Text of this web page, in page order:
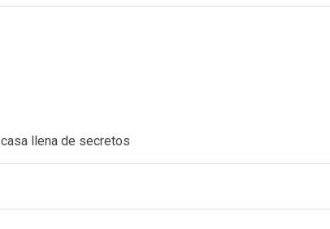
llena de secretos